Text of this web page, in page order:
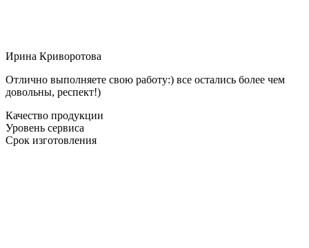
Ирина Криворотова
Отлично выполняете свою работу:) все остались более чем
довольны, респект!)
Качество продукции
Уровень сервиса
Срок изготовления